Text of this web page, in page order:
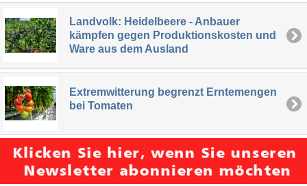
Landvolk: Heidelbeere - Anbauer
kämpfen gegen Produktionskosten und
Ware aus dem Ausland
Extremwitterung begrenzt Erntemengen
bei Tomaten